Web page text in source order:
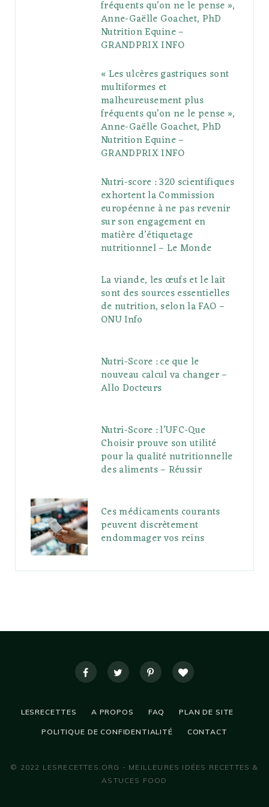
l
s
a
m
s
fréquents qu’on ne le pense »,
Anne-Gaëlle Goachet, PhD
Nutrition Equine –
GRANDPRIX INFO
« Les ulcères gastriques sont
multiformes et
malheureusement plus
fréquents qu’on ne le pense »,
Anne-Gaëlle Goachet, PhD
Nutrition Equine –
GRANDPRIX INFO
Nutri-score : 320 scientifiques
exhortent la Commission
européenne à ne pas revenir
sur son engagement en
matière d’étiquetage
nutritionnel – Le Monde
La viande, les œufs et le lait
sont des sources essentielles
de nutrition, selon la FAO –
ONU Info
Nutri-Score : ce que le
nouveau calcul va changer –
Allo Docteurs
Nutri-Score : l’UFC-Que
Choisir prouve son utilité
pour la qualité nutritionnelle
des aliments – Réussir
Ces médicaments courants
peuvent discrètement
endommager vos reins
LESRECETTES A PROPOS FAQ PLAN DE SITE
POLITIQUE DE CONFIDENTIALITÉ CONTACT
© 2022 LESRECETTES.ORG - MEILLEURES IDÉES RECETTES &
ASTUCES FOOD